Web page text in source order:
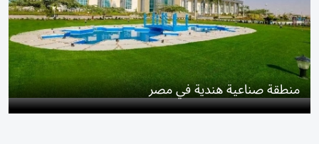
منطقة صناعية هندية في مصر